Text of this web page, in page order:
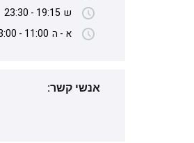
ש 19:15 - 23:30
א - ה 11:00 - 23:00
אנשי קשר: